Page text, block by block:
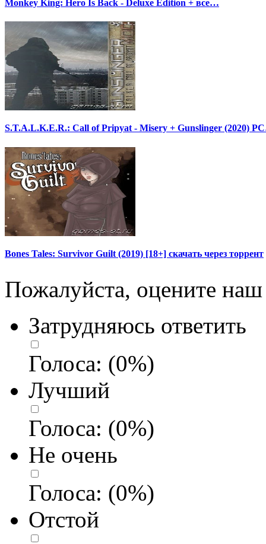
Monkey King: Hero Is Back - Deluxe Edition + все…
S.T.A.L.K.E.R.: Call of Pripyat - Misery + Gunslinger (2020)
Bones Tales: Survivor Guilt (2019) [18+] скачать через торрент
Пожалуйста, оцените наш
Затрудняюсь ответить
Голоса: (0%)
Лучший
Голоса: (0%)
Не очень
Голоса: (0%)
Отстой